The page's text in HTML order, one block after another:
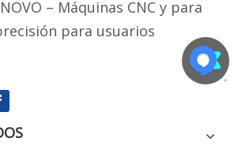
– Máquinas CNC y para
para usuarios